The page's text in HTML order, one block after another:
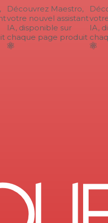
Découvrez Maestro,
votre nouvel assistant
IA, disponible sur
chaque page produit
votre
IA,